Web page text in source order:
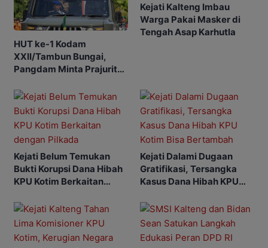
HUT ke-1 Kodam
XXII/Tambun Bungai,
Pangdam Minta Prajurit
Tantangan
Kejati Kalteng Imbau
Warga Pakai Masker di
Tengah Asap Karhutla
Kejati Belum Temukan
Bukti Korupsi Dana Hibah
KPU Kotim Berkaitan
Kejati Dalami Dugaan
Gratifikasi, Tersangka
Kasus Dana Hibah KPU